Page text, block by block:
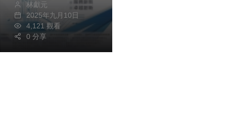
林獻元
2025年九月10日
4,121 觀看
0 分享